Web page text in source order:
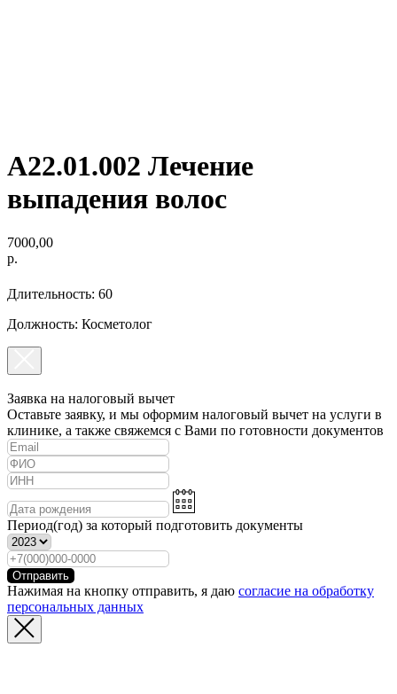
А22.01.002 Лечение
выпадения волос
7000,00
р.
Длительность: 60
Должность: Косметолог
Заявка на налоговый вычет
Оставьте заявку, и мы оформим налоговый вычет на услуги в
клинике, а также свяжемся с Вами по готовности документов
Период(год) за который подготовить документы
Отправить
Нажимая на кнопку отправить, я даю согласие на обработку
персональных данных